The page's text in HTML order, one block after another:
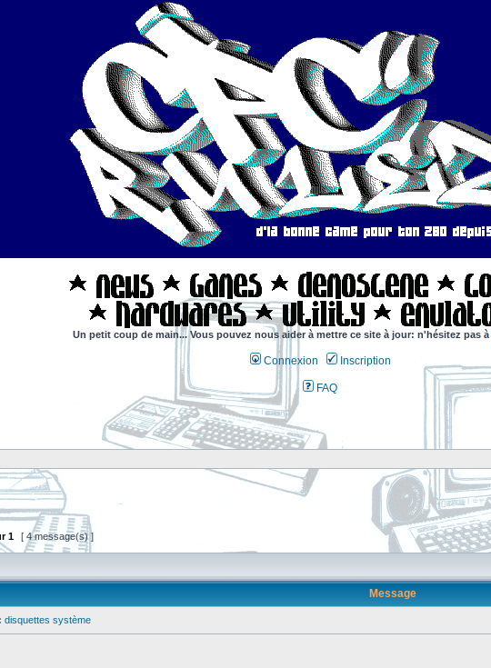
Un petit coup de main... Vous pouvez nous aider à mettre ce site à jour: n'hésitez pas à
Connexion Inscription
FAQ
1 [ 4 message(s) ]
Message
disquettes système